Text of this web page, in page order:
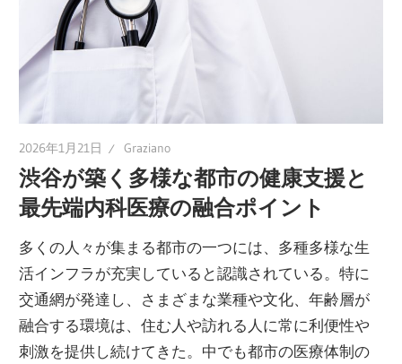
健
康
持
を
一
緒
考
え
ま
す。
2026年1月21日 Graziano
渋谷が築く多様な都市の健康支援と
最先端内科医療の融合ポイント
多くの人々が集まる都市の一つには、多種多様な生
活インフラが充実していると認識されている。特に
交通網が発達し、さまざまな業種や文化、年齢層が
融合する環境は、住む人や訪れる人に常に利便性や
刺激を提供し続けてきた。中でも都市の医療体制の